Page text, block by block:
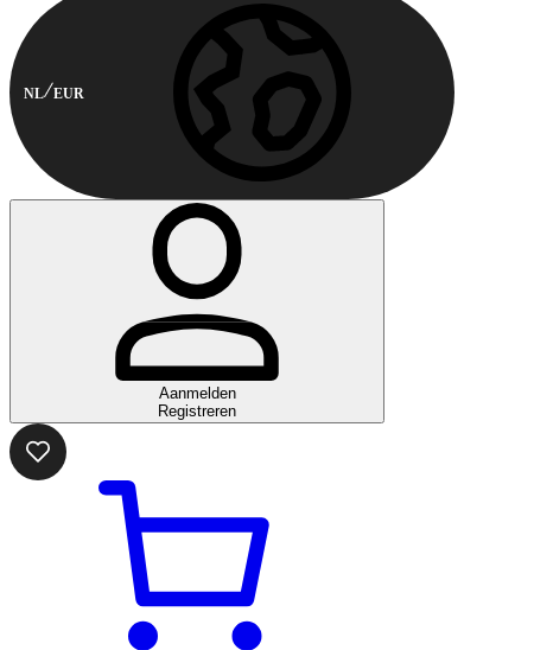
NL EUR
Aanmelden
Registreren